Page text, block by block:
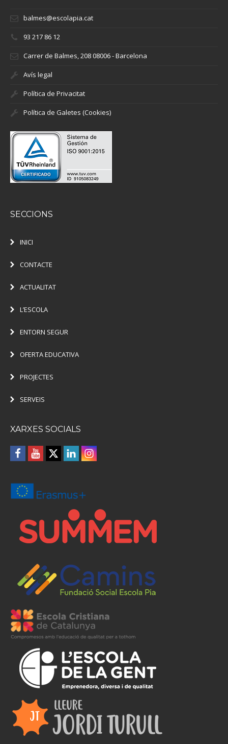
balmes@escolapia.cat
93 217 86 12
Carrer de Balmes, 208 08006 - Barcelona
Avís legal
Política de Privacitat
Política de Galetes (Cookies)
SECCIONS
INICI
CONTACTE
ACTUALITAT
L’ESCOLA
ENTORN SEGUR
OFERTA EDUCATIVA
PROJECTES
SERVEIS
XARXES SOCIALS